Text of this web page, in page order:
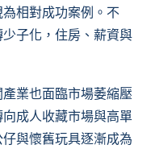
相對成功案例。不
子化，住房、薪資與
業也面臨市場萎縮壓
成人收藏市場與高單
與懷舊玩具逐漸成為